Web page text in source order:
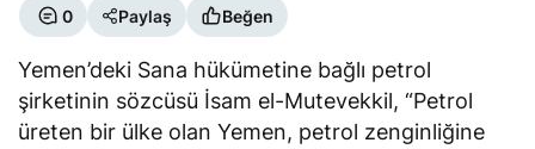
0 Paylaş Beğen
Yemen’deki Sana hükümetine bağlı petrol
şirketinin sözcüsü İsam el-Mutevekkil, “Petrol
üreten bir ülke olan Yemen, petrol zenginliğine